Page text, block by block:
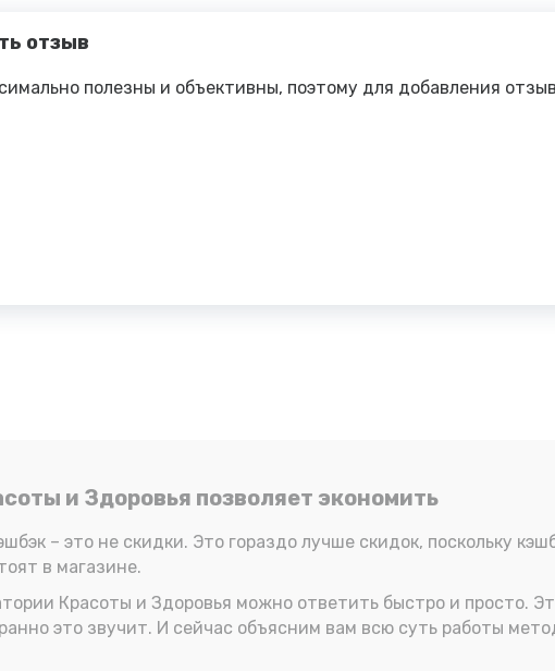
отзыв
полезны и объективны, поэтому для добавления
и Здоровья позволяет экономить
– это не скидки. Это гораздо лучше скидок, поскольку
в магазине.
Красоты и Здоровья можно ответить быстро и просто.
это звучит. И сейчас объясним вам всю суть работы